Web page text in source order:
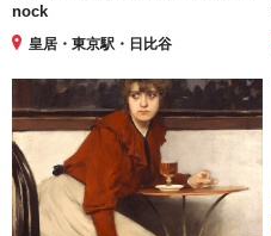
nock
皇居・東京駅・日比谷